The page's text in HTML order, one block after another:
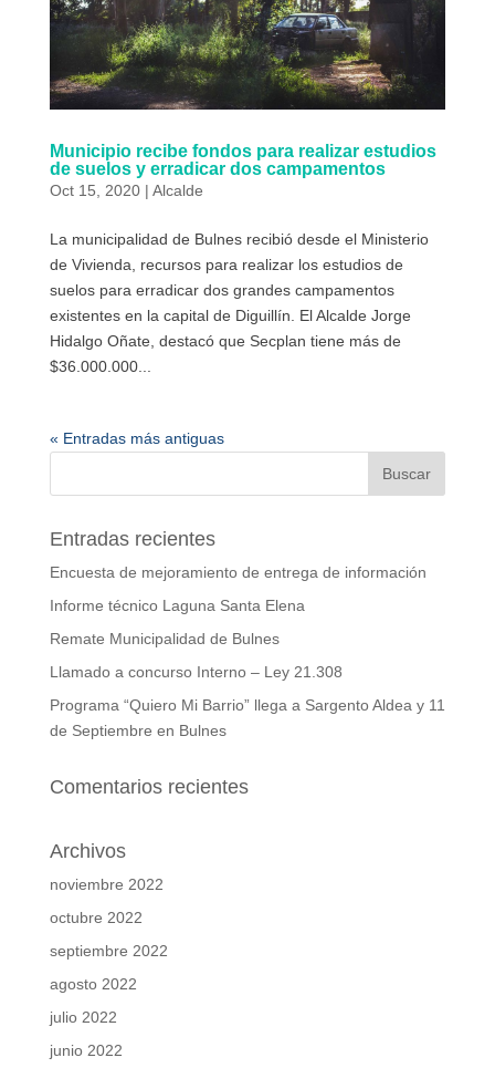
Municipio recibe fondos para realizar estudios
de suelos y erradicar dos campamentos
Oct 15, 2020| Alcalde
La municipalidad de Bulnes recibió desde el Ministerio
de Vivienda, recursos para realizar los estudios de
suelos para erradicar dos grandes campamentos
existentes en la capital de Diguillín. El Alcalde Jorge
Hidalgo Oñate, destacó que Secplan tiene más de
$36.000.000...
« Entradas más antiguas
Entradas recientes
Encuesta de mejoramiento de entrega de información
Informe técnico Laguna Santa Elena
Remate Municipalidad de Bulnes
Llamado a concurso Interno – Ley 21.308
Programa “Quiero Mi Barrio” llega a Sargento Aldea y 11
de Septiembre en Bulnes
Comentarios recientes
Archivos
noviembre 2022
octubre 2022
septiembre 2022
agosto 2022
julio 2022
junio 2022